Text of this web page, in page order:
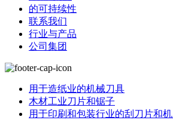
的可持续性
联系我们
行业与产品
公司集团
用于造纸业的机械刀具
木材工业刀片和锯子
用于印刷和包装行业的刮刀片和